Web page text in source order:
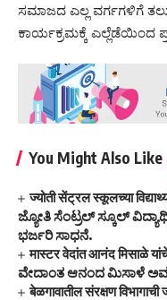
ಸಮಾಜದ ಎಲ್ಲ ವರ್ಗಗಳಿಗೆ
ಕಾರ್ಯಕ್ರಮಕ್ಕೆ ಎಲ್ಲೆಡೆಯಿಂದ
You Might Also Like
ज्योती सेंट्रल स्कूलच्या
ಜ್ಯೋತಿ ಸೆಂಟ್ರಲ್ ಸ್ಕೂಲ್
ಭರ್ಜರಿ ಸಾಧನೆ.
मास्टर वेदांत आनंद मिसाळे
ವೇದಾಂತ ಆನಂದ ಮಿಸಾಳೆ
बेळगावातील संरक्षण